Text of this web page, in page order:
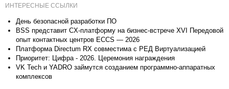
ИНТЕРЕСНЫЕ ССЫЛКИ
День безопасной разработки ПО
BSS представит CX-платформу на бизнес-встрече XVI Передовой
опыт контактных центров ECCS — 2026
Платформа Directum RX совместима с РЕД Виртуализацией
Приоритет: Цифра - 2026. Церемония награждения
VK Tech и YADRO займутся созданием программно-аппаратных
комплексов